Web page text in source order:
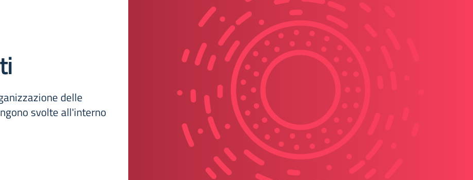
delle
svolte all'interno